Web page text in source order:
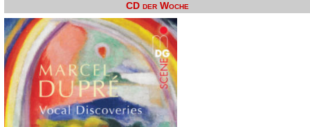
CD der Woche